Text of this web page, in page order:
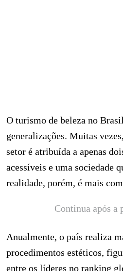
O turismo de beleza no
generalizações. Muitas
setor é atribuída a apenas
acessíveis e uma sociedade
realidade, porém, é mais
Continua após a
Anualmente, o país realiza
procedimentos estéticos,
entre os líderes no ranking